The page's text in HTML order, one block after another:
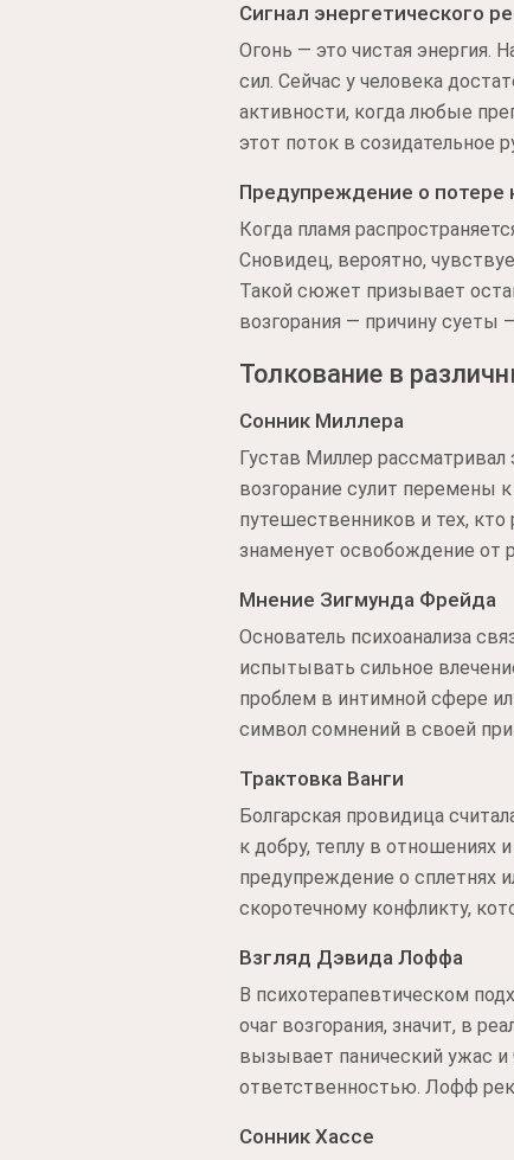
Сигнал энергетического
Огонь — это чистая энергия.
сил. Сейчас у человека
активности, когда любые
этот поток в созидательное
Предупреждение о потере
Когда пламя
Сновидец, вероятно,
Такой сюжет призывает
возгорания — причину суеты
Толкование в
Сонник Миллера
Густав Миллер
возгорание сулит перемены
путешественников и тех,
знаменует освобождение от
Мнение Зигмунда Фрейда
Основатель психоанализа
испытывать сильное
проблем в интимной сфере
символ сомнений в своей
Трактовка Ванги
Болгарская провидица
к добру, теплу в отношениях
предупреждение о сплетнях
скоротечному конфликту,
Взгляд Дэвида Лоффа
В психотерапевтическом
очаг возгорания, значит, в
вызывает панический ужас
ответственностью. Лофф
Сонник Хассе